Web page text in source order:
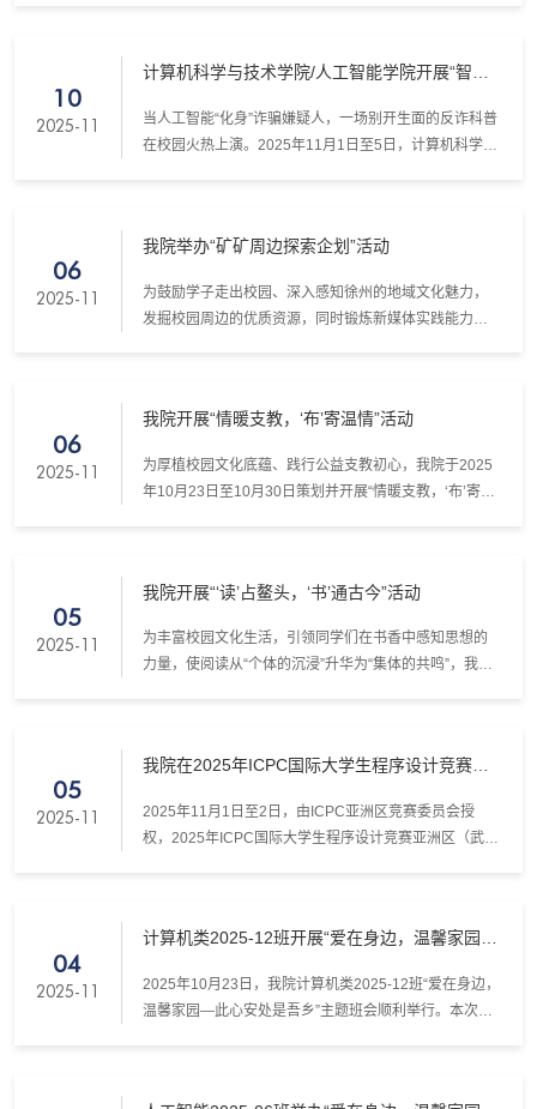
10
2025-11
计算机科学与技术学院/人工智能学院开展“智探
当人工智能“化身”诈骗嫌疑人，一场别开生面的反诈科普
在校园火热上演。2025年11月1日至5日，计算机科学与
全校300余名同学积极参与。
06
2025-11
我院举办“矿矿周边探索企划”活动
为鼓励学子走出校园、深入感知徐州的地域文化魅力，
发掘校园周边的优质资源，同时锻炼新媒体实践能力，
06
2025-11
我院开展“情暖支教，‘布’寄温情”活动
为厚植校园文化底蕴、践行公益支教初心，我院于2025
年10月23日至10月30日策划并开展“情暖支教，‘布’寄温
地域阻隔，传递到重庆研支团所支教的小学生手中，为
05
2025-11
我院开展“‘读’占鳌头，‘书’通古今”活动
为丰富校园文化生活，引领同学们在书香中感知思想的
力量，使阅读从“个体的沉浸”升华为“集体的共鸣”，我院
式阅读的心性。
05
2025-11
我院在2025年ICPC国际大学生程序设计竞赛
2025年11月1日至2日，由ICPC亚洲区竞赛委员会授
权，2025年ICPC国际大学生程序设计竞赛亚洲区（武
04
2025-11
计算机类2025-12班开展“爱在身边，温馨家园”
2025年10月23日，我院计算机类2025-12班“爱在身边，
温馨家园—此心安处是吾乡”主题班会顺利举行。本次班